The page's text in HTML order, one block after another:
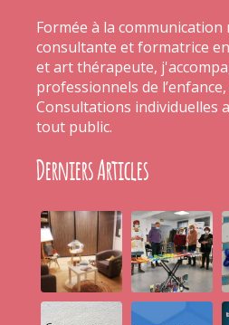
Formée à la
consultante et formatrice
et art thérapeute,
professionnels de
Consultations individuelles
tout public.
Derniers Articles